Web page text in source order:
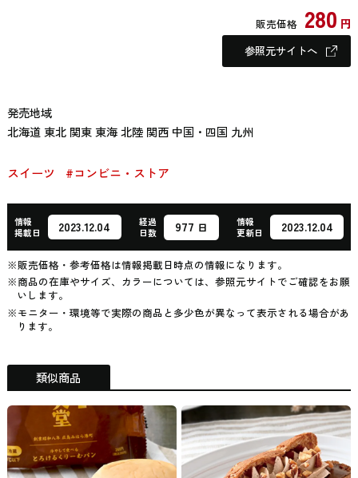
販売価格 280 円
参照元サイトへ
発売地域
北海道 東北 関東 東海 北陸 関西 中国・四国 九州
スイーツ #コンビニ・ストア
情報
掲載日
2023.12.04
経過
日数
977 日
情報
更新日
2023.12.04
※販売価格・参考価格は情報掲載日時点の情報になります。
※商品の在庫やサイズ、カラーについては、参照元サイトでご確認をお願
いします。
※モニター・環境等で実際の商品と多少色が異なって表示される場合があ
ります。
類似商品